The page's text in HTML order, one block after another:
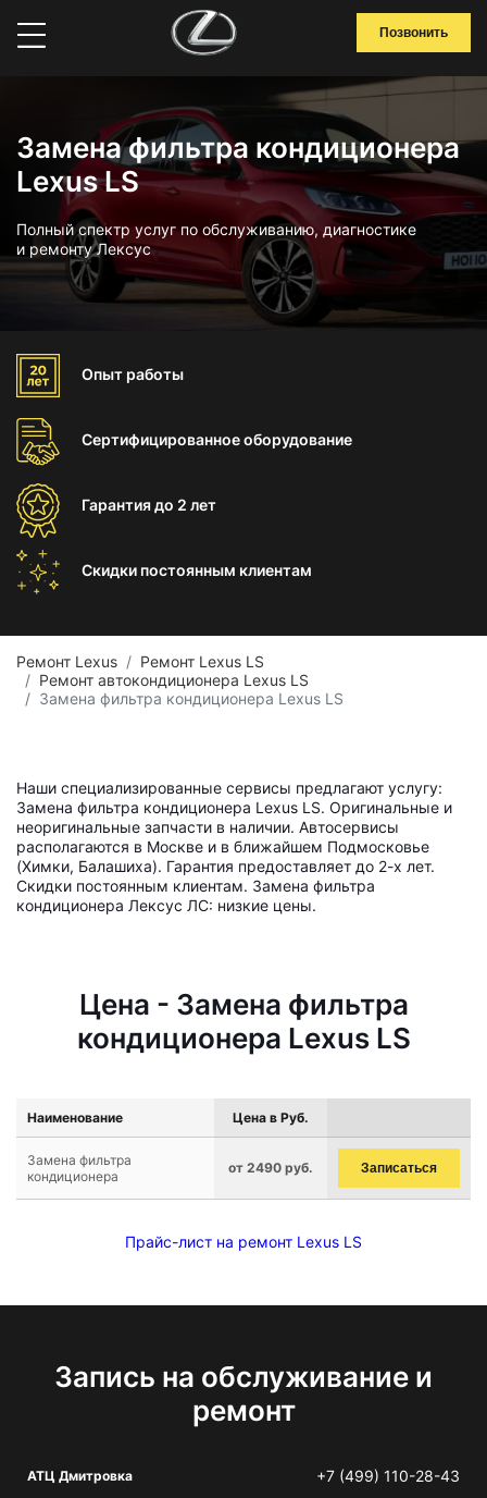
Позвонить
Замена фильтра кондиционера
Lexus LS
Полный спектр услуг по обслуживанию, диагностике
и ремонту Лексус
Опыт работы
Сертифицированноеоборудование
Гарантиядо 2 лет
Скидки постоянным клиентам
Ремонт Lexus
Ремонт Lexus LS
Ремонт автокондиционера Lexus LS
Замена фильтра кондиционера Lexus LS
Наши специализированные сервисы предлагают услугу:
Замена фильтра кондиционера Lexus LS. Оригинальные и
неоригинальные запчасти в наличии. Автосервисы
располагаются в Москве и в ближайшем Подмосковье
(Химки, Балашиха). Гарантия предоставляет до 2-х лет.
Скидки постоянным клиентам. Замена фильтра
кондиционера Лексус ЛС: низкие цены.
Цена - Замена фильтра
кондиционера Lexus LS
Наименование Цена в Руб.
Замена фильтра
кондиционера
от 2490 руб. Записаться
Прайс-лист на ремонт Lexus LS
Запись на обслуживание и
ремонт
АТЦ Дмитровка +7 (499) 110-28-43